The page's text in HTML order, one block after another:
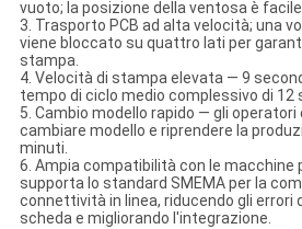
vuoto; la posizione della ventosa è
3. Trasporto PCB ad alta velocità; una
viene bloccato su quattro lati per
stampa.
4. Velocità di stampa elevata — 9
tempo di ciclo medio complessivo di 12
5. Cambio modello rapido — gli
cambiare modello e riprendere la
minuti.
6. Ampia compatibilità con le macchine
supporta lo standard SMEMA per la
connettività in linea, riducendo gli errori
scheda e migliorando l'integrazione.